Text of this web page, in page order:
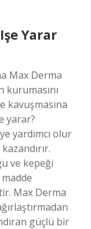
Yarar
Max Derma
kurumasını
kavuşmasına
yarar?
yardımcı olur
ve kepeği
Max Derma
güçlü bir